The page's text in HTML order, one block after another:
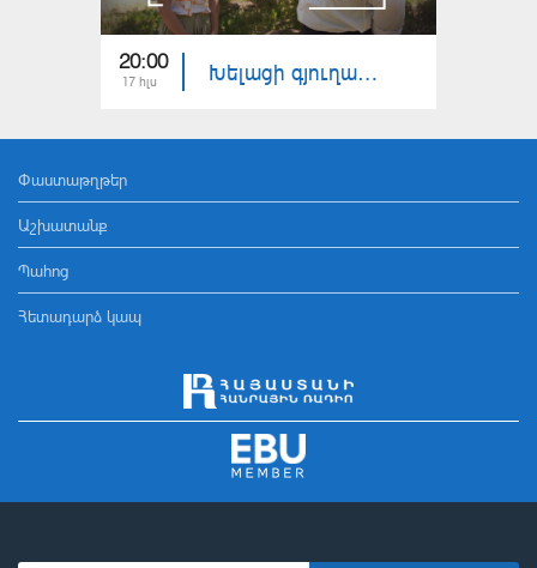
20:00
17 հլս Խելացի գյուղատնտեսություն. Ապահովագրություն
Փաստաթղթեր
Աշխատանք
Պահոց
Հետադարձ կապ